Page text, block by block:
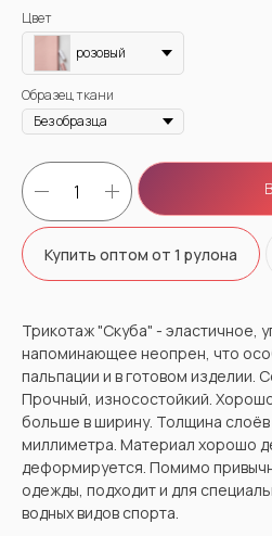
Цвет
розовый
Образец ткани
Купить оптом от 1 рулона
Трикотаж "Скуба" - эластичное,
напоминающее неопрен, что
пальпации и в готовом изделии.
Прочный, износостойкий.
больше в ширину. Толщина слоёв
миллиметра. Материал хорошо
деформируется. Помимо
одежды, подходит и для
водных видов спорта.